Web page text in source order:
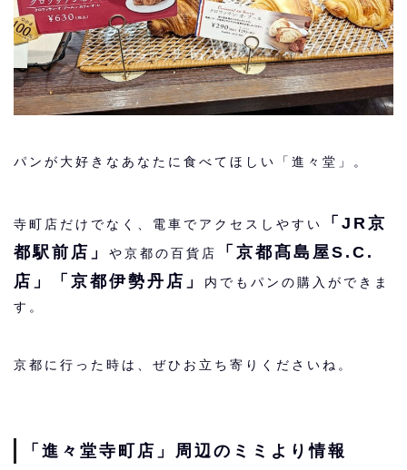
パンが大好きなあなたに食べてほしい「進々堂」。
寺町店だけでなく、電車でアクセスしやすい
「JR京
都駅前店」
や京都の百貨店
「京都髙島屋S.C.
店」「京都伊勢丹店」
内でもパンの購入ができま
す。
京都に行った時は、ぜひお立ち寄りくださいね。
「進々堂寺町店」周辺のミミより情報